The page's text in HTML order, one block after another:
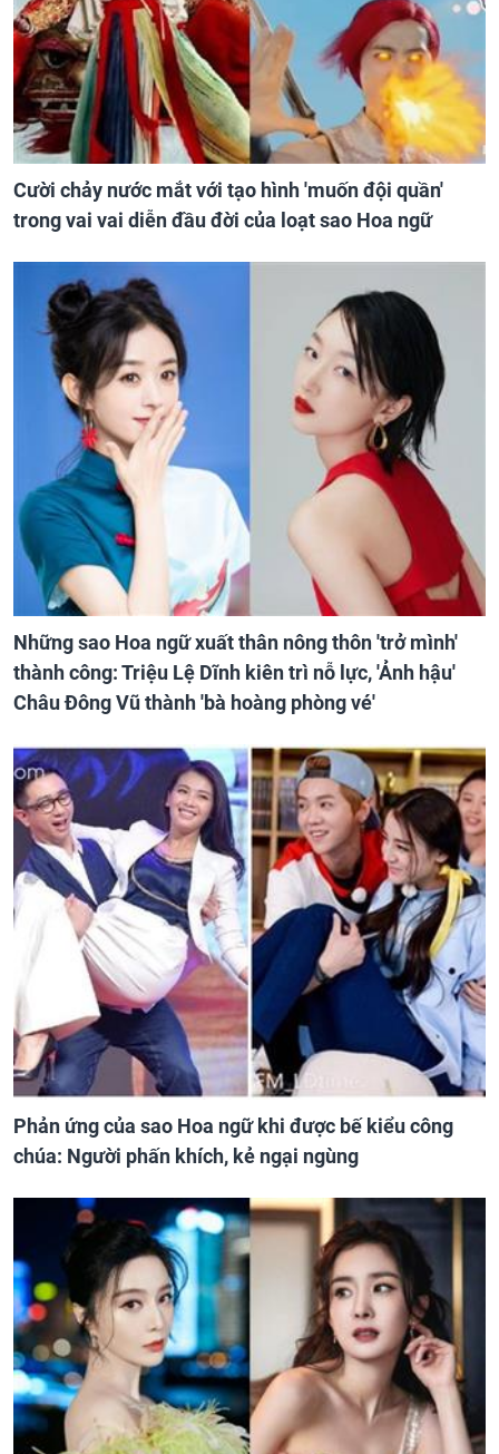
Cười chảy nước mắt với tạo hình 'muốn đội quần'
trong vai vai diễn đầu đời của loạt sao Hoa ngữ
Những sao Hoa ngữ xuất thân nông thôn 'trở mình'
thành công: Triệu Lệ Dĩnh kiên trì nỗ lực, 'Ảnh hậu'
Châu Đông Vũ thành 'bà hoàng phòng vé'
Phản ứng của sao Hoa ngữ khi được bế kiểu công
chúa: Người phấn khích, kẻ ngại ngùng